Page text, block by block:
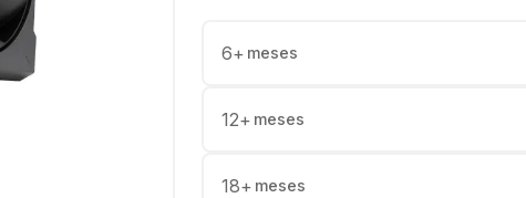
6+ meses
12+ meses
18+ meses